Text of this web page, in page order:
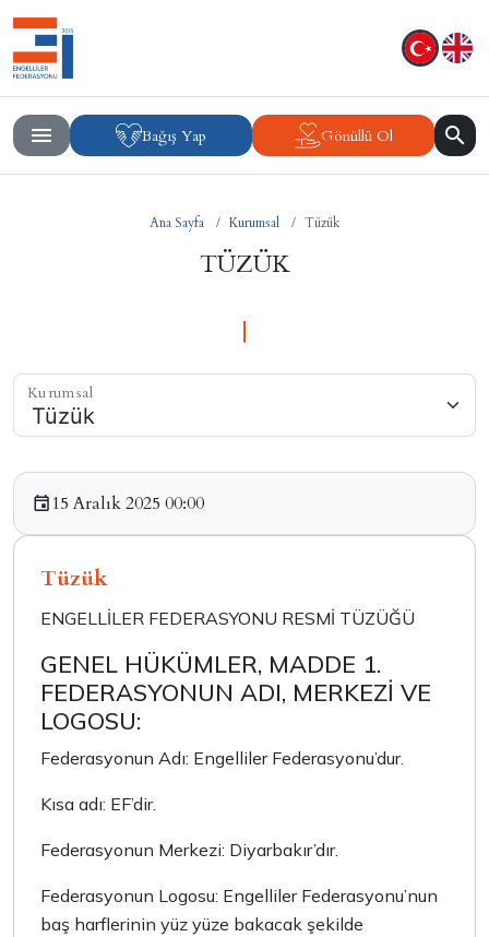
Bağış Yap Gönüllü Ol
Ana Sayfa Kurumsal Tüzük
TÜZÜK
Kurumsal
15 Aralık 2025 00:00
Tüzük
ENGELLİLER FEDERASYONU RESMİ TÜZÜĞÜ
GENEL HÜKÜMLER, MADDE 1.
FEDERASYONUN ADI, MERKEZİ VE
LOGOSU:
Federasyonun Adı: Engelliler Federasyonu’dur.
Kısa adı: EF’dir.
Federasyonun Merkezi: Diyarbakır’dır.
Federasyonun Logosu: Engelliler Federasyonu’nun
baş harflerinin yüz yüze bakacak şekilde